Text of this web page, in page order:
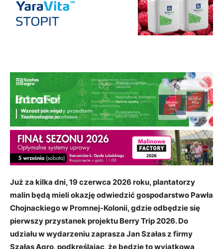
Już za kilka dni, 19 czerwca 2026 roku, plantatorzy
malin będą mieli okazję odwiedzić gospodarstwo Pawła
Chojnackiego w Promnej-Kolonii, gdzie odbędzie się
pierwszy przystanek projektu Berry Trip 2026. Do
udziału w wydarzeniu zaprasza Jan Szałas z firmy
Szałas Agro, podkreślając, że będzie to wyjątkowa